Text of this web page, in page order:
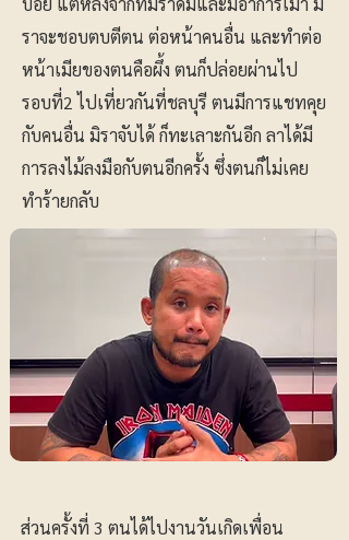
ราจะชอบตบตีตน ต่อหน้าคนอื่น และทำต่อ
หน้าเมียของตนคือผึ้ง ตนก็ปล่อยผ่านไป
รอบที่2 ไปเที่ยวกันที่ชลบุรี ตนมีการแชทคุย
กับคนอื่น มิราจับได้ ก็ทะเลาะกันอีก ลาได้มี
การลงไม้ลงมือกับตนอีกครั้ง ซึ่งตนก็ไม่เคย
ทำร้ายกลับ
ส่วนครั้งที่ 3 ตนได้ไปงานวันเกิดเพื่อน